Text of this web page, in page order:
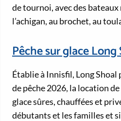
de tournoi, avec des
l’achigan, au brochet, au
Pêche sur glace Long
Établie à Innisfil, Long Shoal
de pêche 2026, la location
glace sûres, chauffées et
débutants et les familles et